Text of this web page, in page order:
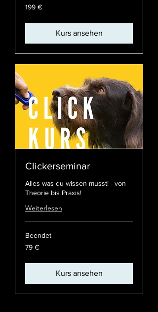
199
Euro
199 €
Kurs ansehen
Clickerseminar
Alles was du wissen musst! - von
Theorie bis Praxis!
Weiterlesen
Beendet
79
Euro
79 €
Kurs ansehen